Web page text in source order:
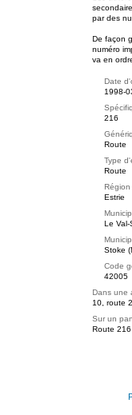
par des
De façon
numéro
va en
Date
1998-
216
Route
Type
Route
Région
Estrie
Le Val-
Stoke
Code
42005
Dans une
10, route
Sur un
Route 216